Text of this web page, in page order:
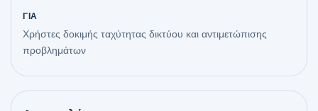
ΓΙΑ
Χρήστες δοκιμής ταχύτητας δικτύου και αντιμετώπισης
προβλημάτων